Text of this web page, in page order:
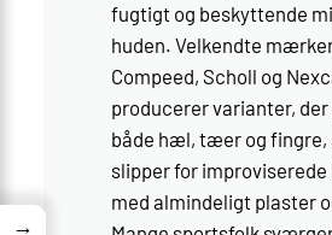
fugtigt og beskyttende
huden. Velkendte
Compeed, Scholl og
producerer varianter,
både hæl, tæer og fingre,
slipper for
med almindeligt plaster
→